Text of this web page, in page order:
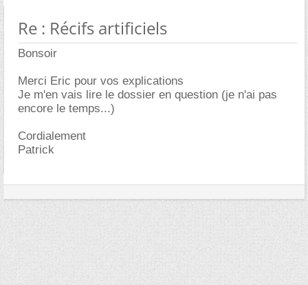
Re : Récifs artificiels
Bonsoir
Merci Eric pour vos explications
Je m'en vais lire le dossier en question (je n'ai pas
encore le temps...)
Cordialement
Patrick